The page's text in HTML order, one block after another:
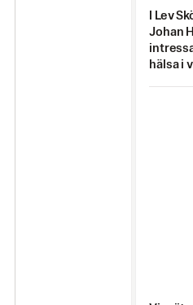
I Lev
Johan
hälsa i